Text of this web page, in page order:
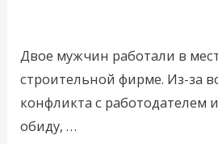
Двое мужчин работали в
строительной фирме. Из-за
конфликта с работодателем
обиду, …
отправятся
за
решётку